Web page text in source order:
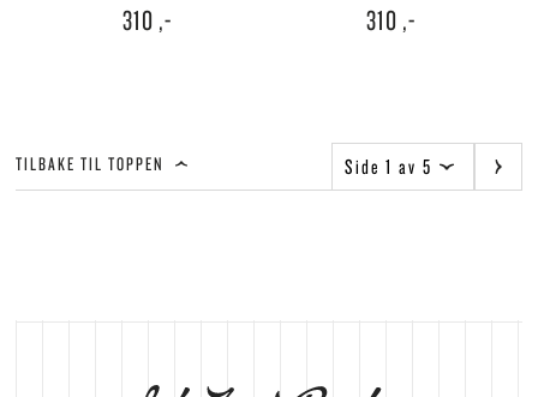
310 ,- 310 ,-
TILBAKE TIL TOPPEN Side 1 av 5